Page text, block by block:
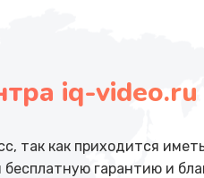
iq-video.ru
так как приходится
гарантию и